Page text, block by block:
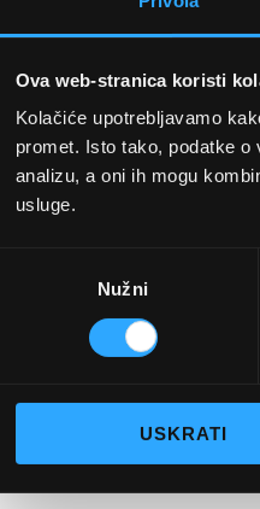
Ova web-stranica koristi
Kolačiće upotrebljavamo
promet. Isto tako, podatke
analizu, a oni ih mogu
usluge.
Nužni
USKRATI
1
Makarska
2
14, 21300
SITEMAP
O nama
Optika